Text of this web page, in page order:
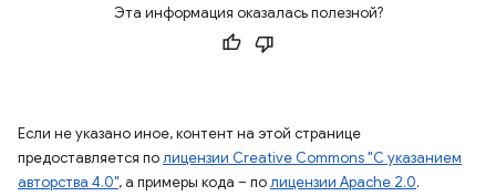
Эта информация оказалась полезной?
Если не указано иное, контент на этой странице
предоставляется полицензии Creative Commons "С указанием
авторства 4.0", а примеры кода – полицензии Apache 2.0.